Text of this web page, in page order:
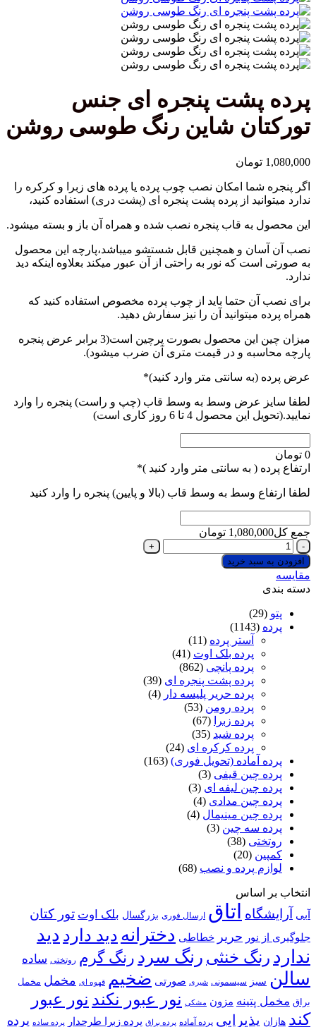
پرده پشت پنجره ای جنس
تورکتان شاین رنگ طوسی روشن
1,080,000 تومان
اگر پنجره شما امکان نصب چوب پرده یا پرده های زبرا و کرکره را
ندارد میتوانید از پرده پشت پنجره ای (پشت دری) استفاده کنید،
این محصول به قاب پنجره نصب شده و همراه آن باز و بسته میشود.
نصب آن آسان و همچنین قابل شستشو میباشد،پارچه این محصول
به صورتی است که نور به راحتی از آن عبور میکند بعلاوه اینکه دید
ندارد.
برای نصب آن حتما باید از چوب پرده مخصوص استفاده کنید که
همراه پرده میتوانید آن را نیز سفارش دهید.
میزان چین این محصول بصورت پرچین است(3 برابر عرض پنجره
پارچه محاسبه و در قیمت متری آن ضرب میشود).
عرض پرده (به سانتی متر وارد کنید)*
(required)
لطفا سایز عرض وسط به وسط قاب (چپ و راست) پنجره را وارد
نمایید.(تحویل این محصول 4 تا 6 روز کاری است)
تومان
ارتفاع پرده ( به سانتی متر وارد کنید ) *
(required)
لطفا ارتفاع وسط به وسط قاب (بالا و پایین) پنجره را وارد کنید
جمع کل 1,080,000 تومان
پرده
پشت
پنجره
ای
تورکتان
شاین
افزودن به سبد خرید
مقایسه
دسته بندی
پتو (29)
پرده (1143)
آستر پرده (11)
پرده بلک اوت (41)
پرده پانچی (862)
پرده پشت پنجره ای (39)
پرده حریر پلیسه دار
پرده رومن (53)
پرده زبرا
پرده شید (35)
پرده کرکره ای (24)
پرده آماده (تحویل فوری) (163)
پرده چین قیفی (3)
پرده چین لیفه ای (3)
پرده چین مدادی (4)
پرده چین مینیمال (4)
پرده سه چین (3)
روتختی (38)
کمپین (20)
لوازم پرده و نصب (68)
انتخاب بر اساس
آبی آرایشگاهاتاق ارسال فوری بزرگسال بلک اوت تور کتان
جلوگیری از نور حریر خطاطی دخترانهدید دارددید
نداردرنگ خنثی رنگ سردرنگ گرم روتختی ساده
سالن سبز سیسمونی شیری صورتی ضخیم قهوه ای مخمل مخمل
براق مخمل پتینه مزون مشکی نور عبور نکندنور عبور
کند هازان پذیرایی پرده آماده پرده براق پرده زبرا طرحدار پرده ساده پرده